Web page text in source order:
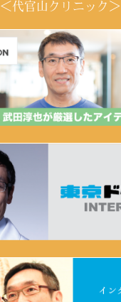
＜代官山クリニック＞